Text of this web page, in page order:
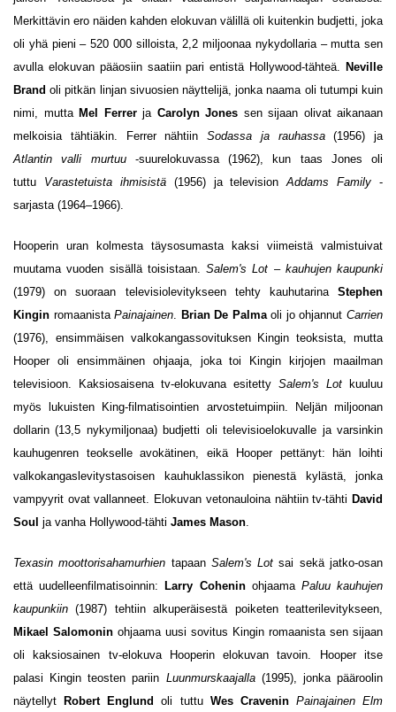
Merkittävin ero näiden kahden elokuvan välillä oli kuitenkin budjetti, joka
oli yhä pieni – 520 000 silloista, 2,2 miljoonaa nykydollaria – mutta sen
avulla elokuvan pääosiin saatiin pari entistä Hollywood-tähteä. Neville
Brandoli pitkän linjan sivuosien näyttelijä, jonka naama oli tutumpi kuin
nimi, mutta Mel Ferrer ja Carolyn Jones sen sijaan olivat aikanaan
melkoisia tähtiäkin. Ferrer nähtiin Sodassa ja rauhassa(1956) ja
Atlantin valli murtuu -suurelokuvassa (1962), kun taas Jones oli
tuttu Varastetuista ihmisistä (1956) ja televisionAddams Family -
sarjasta (1964–1966).
Hooperin uran kolmesta täysosumasta kaksi viimeistä valmistuivat
muutama vuoden sisällä toisistaan. Salem's Lot – kauhujen kaupunki
(1979) on suoraan televisiolevitykseen tehty kauhutarina Stephen
Kingin romaanistaPainajainen Brian De Palmaoli jo ohjannutCarrien
(1976), ensimmäisen valkokangassovituksen Kingin teoksista, mutta
Hooper oli ensimmäinen ohjaaja, joka toi Kingin kirjojen maailman
televisioon. Kaksiosaisena tv-elokuvana esitetty Salem's Lot kuuluu
myös lukuisten King-filmatisointien arvostetuimpiin. Neljän miljoonan
dollarin (13,5 nykymiljonaa) budjetti oli televisioelokuvalle ja varsinkin
kauhugenren teokselle avokätinen, eikä Hooper pettänyt: hän loihti
valkokangaslevitystasoisen kauhuklassikon pienestä kylästä, jonka
vampyyrit ovat vallanneet. Elokuvan vetonauloina nähtiin tv-tähti David
Soul ja vanha Hollywood-tähti James Mason
Texasin moottorisahamurhien tapaan Salem's Lotsai sekä jatko-osan
että uudelleenfilmatisoinnin:Larry Cohenin ohjaama Paluu kauhujen
kaupunkiin(1987) tehtiin alkuperäisestä poiketen teatterilevitykseen,
Mikael Salomonin ohjaama uusi sovitus Kingin romaanista sen sijaan
oli kaksiosainen tv-elokuva Hooperin elokuvan tavoin. Hooper itse
palasi Kingin teosten pariin Luunmurskaajalla (1995), jonka pääroolin
näytellytRobert Englundoli tuttu Wes Cravenin Painajainen Elm